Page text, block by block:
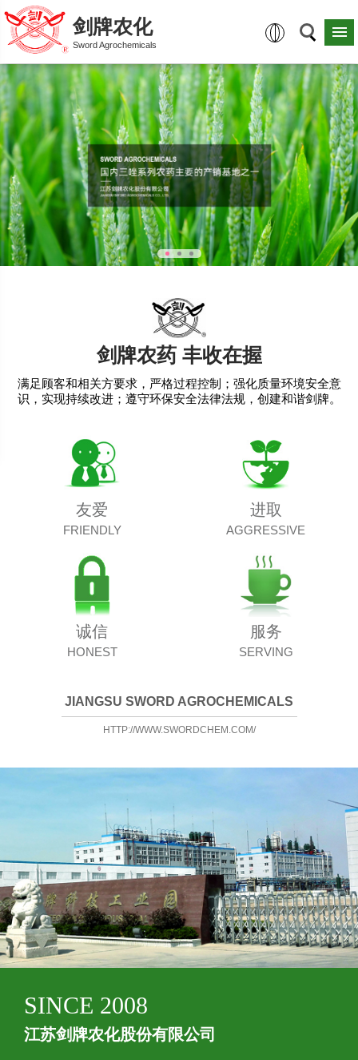
剑牌农化
Sword Agrochemicals
剑牌农药 丰收在握
满足顾客和相关方要求，严格过程控制；强化质量环境安全意
识，实现持续改进；遵守环保安全法律法规，创建和谐剑牌。
友爱
FRIENDLY
进取
AGGRESSIVE
诚信
HONEST
服务
SERVING
JIANGSU SWORD AGROCHEMICALS
HTTP://WWW.SWORDCHEM.COM/
SINCE 2008
江苏剑牌农化股份有限公司